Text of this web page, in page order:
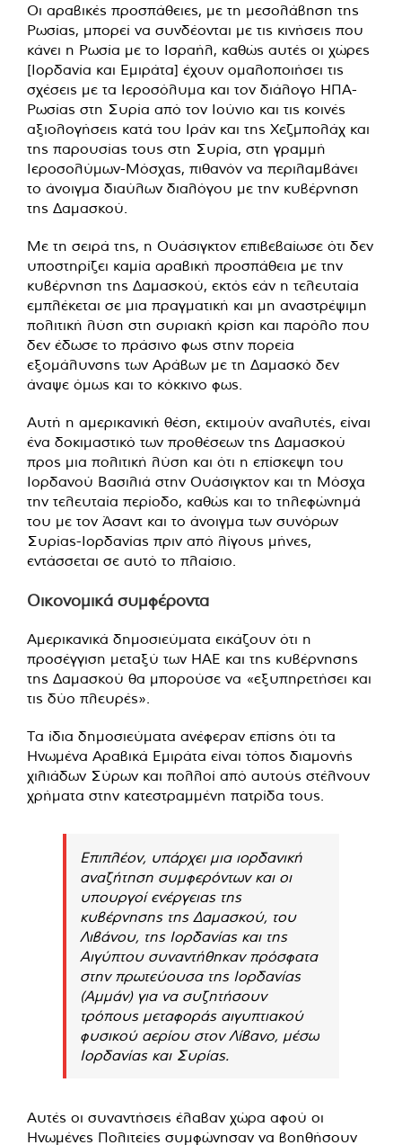
Οι αραβικές προσπάθειες, με τη μεσολάβηση της
Ρωσίας, μπορεί να συνδέονται με τις κινήσεις που
κάνει η Ρωσία με το Ισραήλ, καθώς αυτές οι χώρες
[Ιορδανία και Εμιράτα] έχουν ομαλοποιήσει τις
σχέσεις με τα Ιεροσόλυμα και τον διάλογο ΗΠΑ-
Ρωσίας στη Συρία από τον Ιούνιο και τις κοινές
αξιολογήσεις κατά του Ιράν και της Χεζμπολάχ και
της παρουσίας τους στη Συρία, στη γραμμή
Ιεροσολύμων-Μόσχας, πιθανόν να περιλαμβάνει
το άνοιγμα διαύλων διαλόγου με την κυβέρνηση
της Δαμασκού.
Με τη σειρά της, η Ουάσιγκτον επιβεβαίωσε ότι δεν
υποστηρίζει καμία αραβική προσπάθεια με την
κυβέρνηση της Δαμασκού, εκτός εάν η τελευταία
εμπλέκεται σε μια πραγματική και μη αναστρέψιμη
πολιτική λύση στη συριακή κρίση και παρόλο που
δεν έδωσε το πράσινο φως στην πορεία
εξομάλυνσης των Αράβων με τη Δαμασκό δεν
άναψε όμως και το κόκκινο φως.
Αυτή η αμερικανική θέση, εκτιμούν αναλυτές, είναι
ένα δοκιμαστικό των προθέσεων της Δαμασκού
προς μια πολιτική λύση και ότι η επίσκεψη του
Ιορδανού Βασιλιά στην Ουάσιγκτον και τη Μόσχα
την τελευταία περίοδο, καθώς και το τηλεφώνημά
του με τον Άσαντ και το άνοιγμα των συνόρων
Συρίας-Ιορδανίας πριν από λίγους μήνες,
εντάσσεται σε αυτό το πλαίσιο.
Οικονομικά συμφέροντα
Αμερικανικά δημοσιεύματα εικάζουν ότι η
προσέγγιση μεταξύ των ΗΑΕ και της κυβέρνησης
της Δαμασκού θα μπορούσε να «εξυπηρετήσει και
τις δύο πλευρές».
Τα ίδια δημοσιεύματα ανέφεραν επίσης ότι τα
Ηνωμένα Αραβικά Εμιράτα είναι τόπος διαμονής
χιλιάδων Σύρων και πολλοί από αυτούς στέλνουν
χρήματα στην κατεστραμμένη πατρίδα τους.
Επιπλέον, υπάρχει μια ιορδανική
αναζήτηση συμφερόντων και οι
υπουργοί ενέργειας της
κυβέρνησης της Δαμασκού, του
Λιβάνου, της Ιορδανίας και της
Αιγύπτου συναντήθηκαν πρόσφατα
στην πρωτεύουσα της Ιορδανίας
(Αμμάν) για να συζητήσουν
τρόπους μεταφοράς αιγυπτιακού
φυσικού αερίου στον Λίβανο, μέσω
Ιορδανίας και Συρίας.
Αυτές οι συναντήσεις έλαβαν χώρα αφού οι
Ηνωμένες Πολιτείες συμφώνησαν να βοηθήσουν